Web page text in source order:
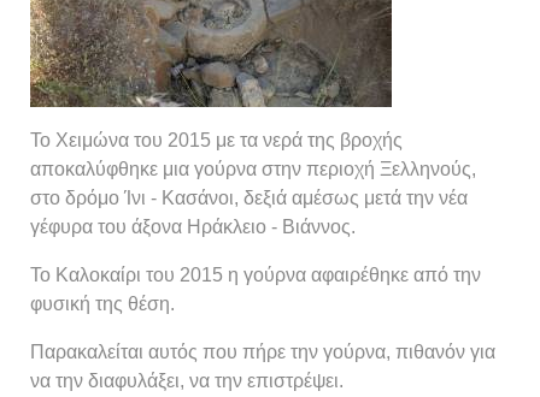
Το Χειμώνα του 2015 με τα νερά της βροχής
αποκαλύφθηκε μια γούρνα στην περιοχή Ξελληνούς,
στο δρόμο Ίνι - Κασάνοι, δεξιά αμέσως μετά την νέα
γέφυρα του άξονα Ηράκλειο - Βιάννος.
Το Καλοκαίρι του 2015 η γούρνα αφαιρέθηκε από την
φυσική της θέση.
Παρακαλείται αυτός που πήρε την γούρνα, πιθανόν για
να την διαφυλάξει, να την επιστρέψει.